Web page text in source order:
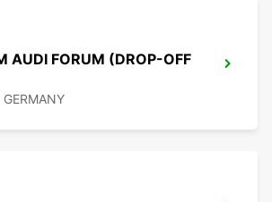
AUDI FORUM (DROP-OFF